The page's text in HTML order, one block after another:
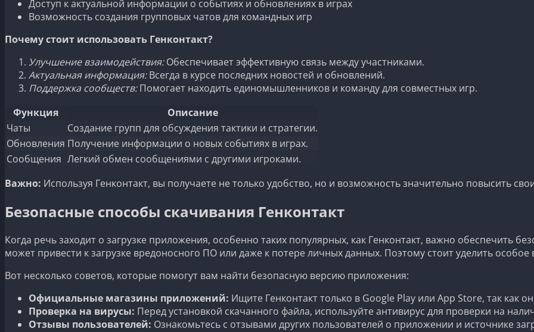
Доступ к актуальной информации о событиях и обновлениях в играх
Возможность создания групповых чатов для командных игр
Почему стоит использовать Генконтакт?
Улучшение взаимодействия:Обеспечивает эффективную связь между участниками.
Актуальная информация:Всегда в курсе последних новостей и обновлений.
Поддержка сообществ:Помогает находить единомышленников и команду для совместных игр.
Функция
Описание
Чаты
Создание групп для обсуждения тактики и стратегии.
Обновления Получение информации о новых событиях в играх.
Сообщения Легкий обмен сообщениями с другими игроками.
Важно: Используя Генконтакт, вы получаете не только удобство, но и возможность значительно повысить
Безопасные способы скачивания Генконтакт
Когда речь заходит о загрузке приложения, особенно таких популярных, как Генконтакт, важно обеспечить
может привести к загрузке вредоносного ПО или даже к потере личных данных. Поэтому стоит уделить
Вот несколько советов, которые помогут вам найти безопасную версию приложения:
Официальные магазины приложений: Ищите Генконтакт только в Google Play или App Store, так как
Проверка на вирусы: Перед установкой скачанного файла, используйте антивирус для проверки на
Отзывы пользователей: Ознакомьтесь с отзывами других пользователей о приложении и источнике